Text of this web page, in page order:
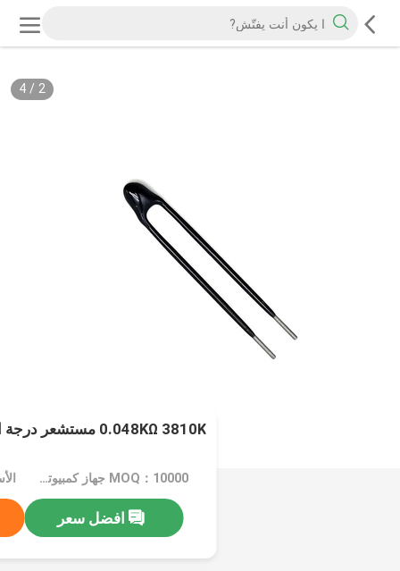
2
/
4
0.048KΩ 3810K مستشعر درجة الحرارة
MOQ：10000 جهاز كمبيوتر شخصى
افضل سعر